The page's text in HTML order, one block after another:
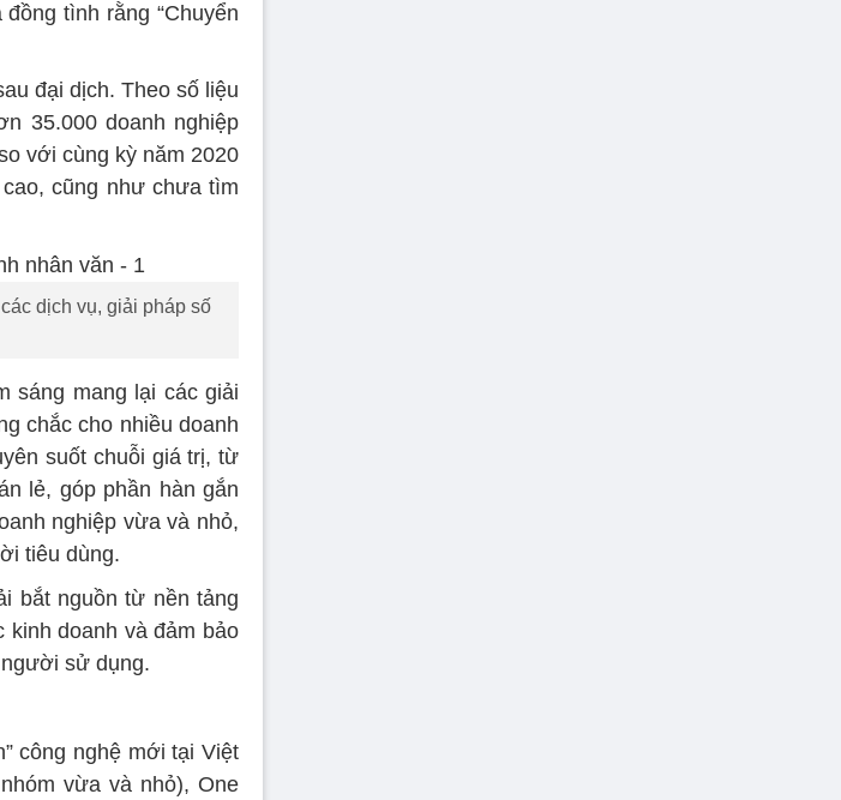
tình rằng “Chuyển
đại dịch. Theo số liệu
35.000 doanh nghiệp
với cùng kỳ năm 2020
cũng như chưa tìm
dịch vụ, giải pháp số
sáng mang lại các giải
chắc cho nhiều doanh
suốt chuỗi giá trị, từ
lẻ, góp phần hàn gắn
nghiệp vừa và nhỏ,
tiêu dùng.
bắt nguồn từ nền tảng
doanh và đảm bảo
sử dụng.
công nghệ mới tại Việt
vừa và nhỏ), One